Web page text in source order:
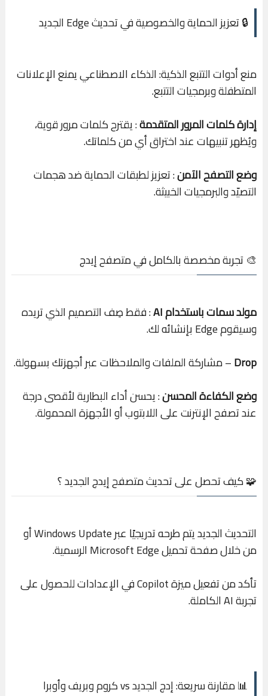
🔒 تعزيز الحماية والخصوصية في تحديث Edge الجديد
منع أدوات التتبع الذكية: الذكاء الاصطناعي يمنع الإعلانات
المتطفلة وبرمجيات التتبع.
إدارة كلمات المرور المتقدمة: يقترح كلمات مرور قوية،
ويُظهر تنبيهات عند اختراق أي من كلماتك.
وضع التصفح الآمن: تعزيز لطبقات الحماية ضد هجمات
التصيّد والبرمجيات الخبيثة.
🎨 تجربة مخصصة بالكامل في متصفح إيدج
مولد سمات باستخدام AI
: فقط صِف التصميم الذي تريده
وسيقوم Edge بإنشائه لك.
Drop– مشاركة الملفات والملاحظات عبر أجهزتك بسهولة.
وضع الكفاءة المحسن: يحسن أداء البطارية لأقصى درجة
عند تصفح الإنترنت على اللابتوب أو الأجهزة المحمولة.
🧩 كيف تحصل على تحديث متصفح إيدج الجديد ؟
التحديث الجديد يتم طرحه تدريجيًا عبر Windows Update أو
من خلال صفحة تحميل Microsoft Edge الرسمية.
تأكد من تفعيل ميزة Copilot في الإعدادات للحصول على
تجربة AI الكاملة.
📊 مقارنة سريعة: إدج الجديد vs كروم وبريف وأوبرا